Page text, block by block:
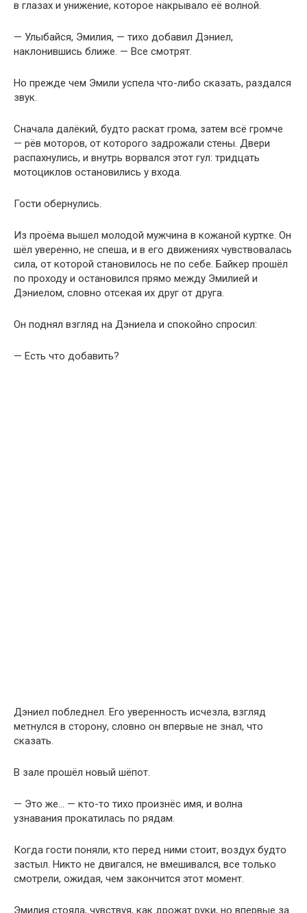
в глазах и унижение, которое накрывало её волной.
— Улыбайся, Эмилия, — тихо добавил Дэниел,
наклонившись ближе. — Все смотрят.
Но прежде чем Эмили успела что-либо сказать, раздался
звук.
Сначала далёкий, будто раскат грома, затем всё громче
— рёв моторов, от которого задрожали стены. Двери
распахнулись, и внутрь ворвался этот гул: тридцать
мотоциклов остановились у входа.
Гости обернулись.
Из проёма вышел молодой мужчина в кожаной куртке. Он
шёл уверенно, не спеша, и в его движениях чувствовалась
сила, от которой становилось не по себе. Байкер прошёл
по проходу и остановился прямо между Эмилией и
Дэниелом, словно отсекая их друг от друга.
Он поднял взгляд на Дэниела и спокойно спросил:
— Есть что добавить?
Дэниел побледнел. Его уверенность исчезла, взгляд
метнулся в сторону, словно он впервые не знал, что
сказать.
В зале прошёл новый шёпот.
— Это же… — кто-то тихо произнёс имя, и волна
узнавания прокатилась по рядам.
Когда гости поняли, кто перед ними стоит, воздух будто
застыл. Никто не двигался, не вмешивался, все только
смотрели, ожидая, чем закончится этот момент.
Эмилия стояла, чувствуя, как дрожат руки, но впервые за